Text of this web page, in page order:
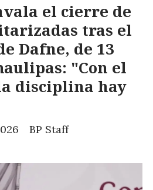
el cierre de
tras el
Dafne, de 13
"Con el
disciplina hay
BP Staff